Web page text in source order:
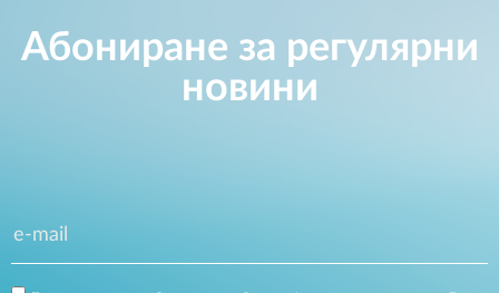
Абониране за регулярни
новини